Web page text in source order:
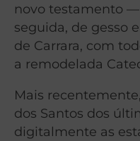
novo testamento
seguida, de gesso
de Carrara, com
a remodelada
Mais
dos Santos dos
digitalmente as